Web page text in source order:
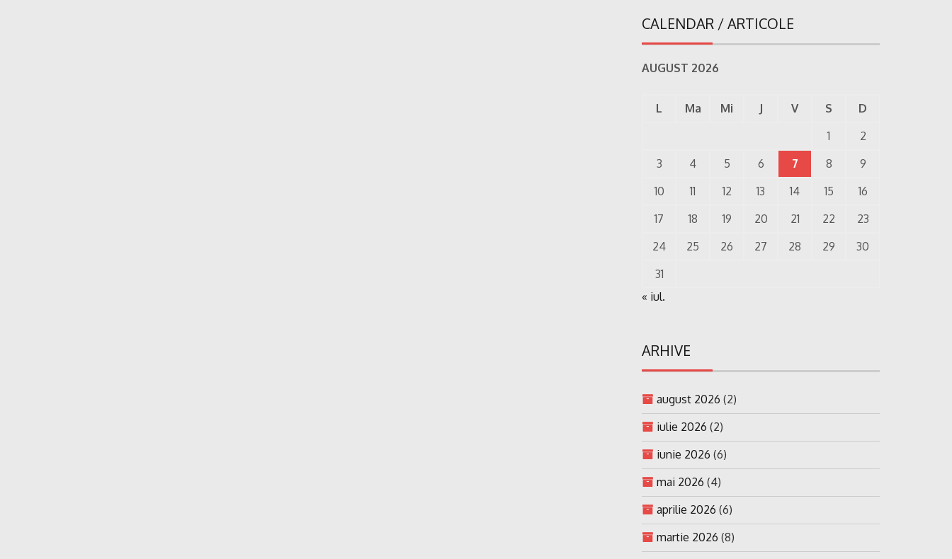
CALENDAR / ARTICOLE
AUGUST 2026
L Ma Mi J V S
D
1
2
3
4 5 6 7 8
9
10
11 12 13 14 15
16
17
18 19 20 21 22
23
24
25 26 27 28 29
30
31
« iul.
ARHIVE
august 2026 (2)
iulie 2026 (2)
iunie 2026 (6)
mai 2026 (4)
aprilie 2026 (6)
martie 2026 (8)